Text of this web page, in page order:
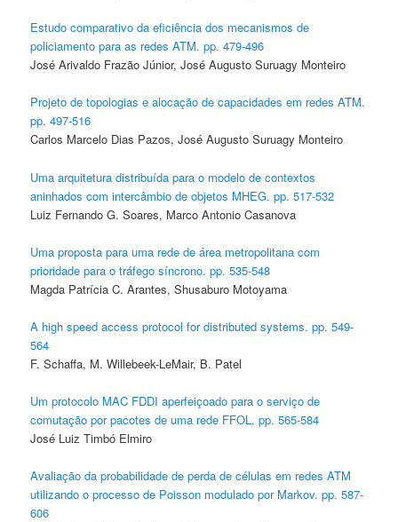
Estudo comparativo da eficiência dos mecanismos de
policiamento para as redes ATM. pp. 479-496
José Arivaldo Frazão Júnior, José Augusto Suruagy Monteiro
Projeto de topologias e alocação de capacidades em redes ATM.
pp. 497-516
Carlos Marcelo Dias Pazos, José Augusto Suruagy Monteiro
Uma arquitetura distribuída para o modelo de contextos
aninhados com intercâmbio de objetos MHEG. pp. 517-532
Luiz Fernando G. Soares, Marco Antonio Casanova
Uma proposta para uma rede de área metropolitana com
prioridade para o tráfego síncrono. pp. 535-548
Magda Patrícia C. Arantes, Shusaburo Motoyama
A high speed access protocol for distributed systems. pp. 549-
564
F. Schaffa, M. Willebeek-LeMair, B. Patel
Um protocolo MAC FDDI aperfeiçoado para o serviço de
comutação por pacotes de uma rede FFOL. pp. 565-584
José Luiz Timbó Elmiro
Avaliação da probabilidade de perda de células em redes ATM
utilizando o processo de Poisson modulado por Markov. pp. 587-
606